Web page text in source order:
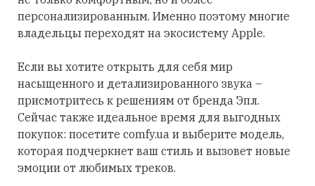
персонализированным. Именно поэтому многие
владельцы переходят на экосистему Apple.
Если вы хотите открыть для себя мир
насыщенного и детализированного звука –
присмотритесь к решениям от бренда Эпл.
Сейчас также идеальное время для выгодных
покупок: посетите comfy.ua и выберите модель,
которая подчеркнет ваш стиль и вызовет новые
эмоции от любимых треков.